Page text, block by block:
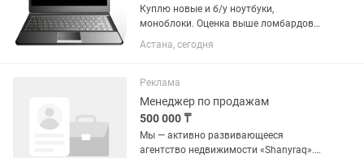
Куплю новые и б/у ноутбуки,
моноблоки. Оценка выше ломбардов
Город Астана
Астана, сегодня
Реклама
Менеджер по продажам
500 000 ₸
Мы — активно развивающееся
агентство недвижимости «Shanyraq».